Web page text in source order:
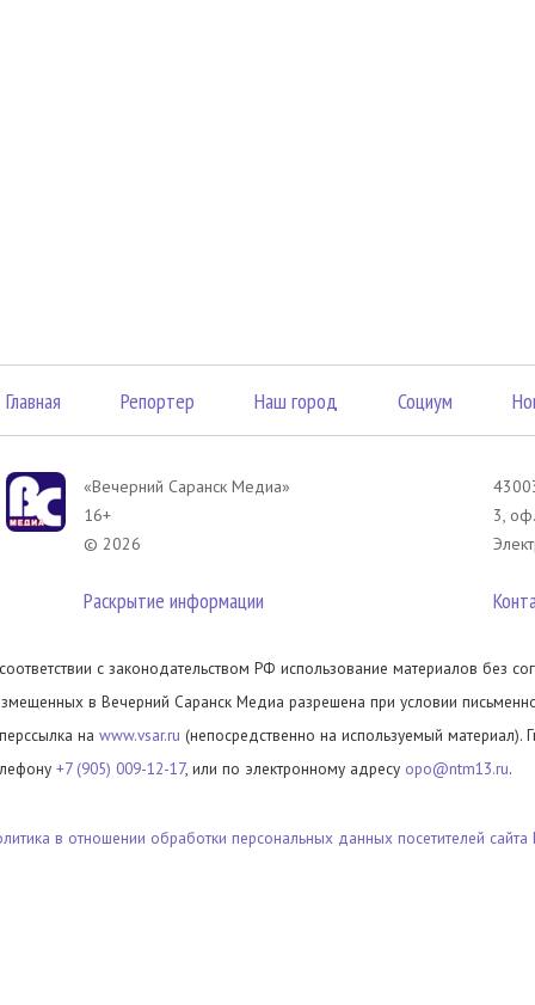
Главная Репортер Наш город Социум
«Вечерний Саранск Mедиа»
16+
© 2026
Раскрытие информации
3,
с законодательством РФ использование материалов без
в Вечерний Саранск Медиа разрешена при условии
на www.vsar.ru (непосредственно на используемый материал).
+7 (905) 009-12-17, или по электронному адресу opo@ntm13.ru.
в отношении обработки персональных данных посетителей